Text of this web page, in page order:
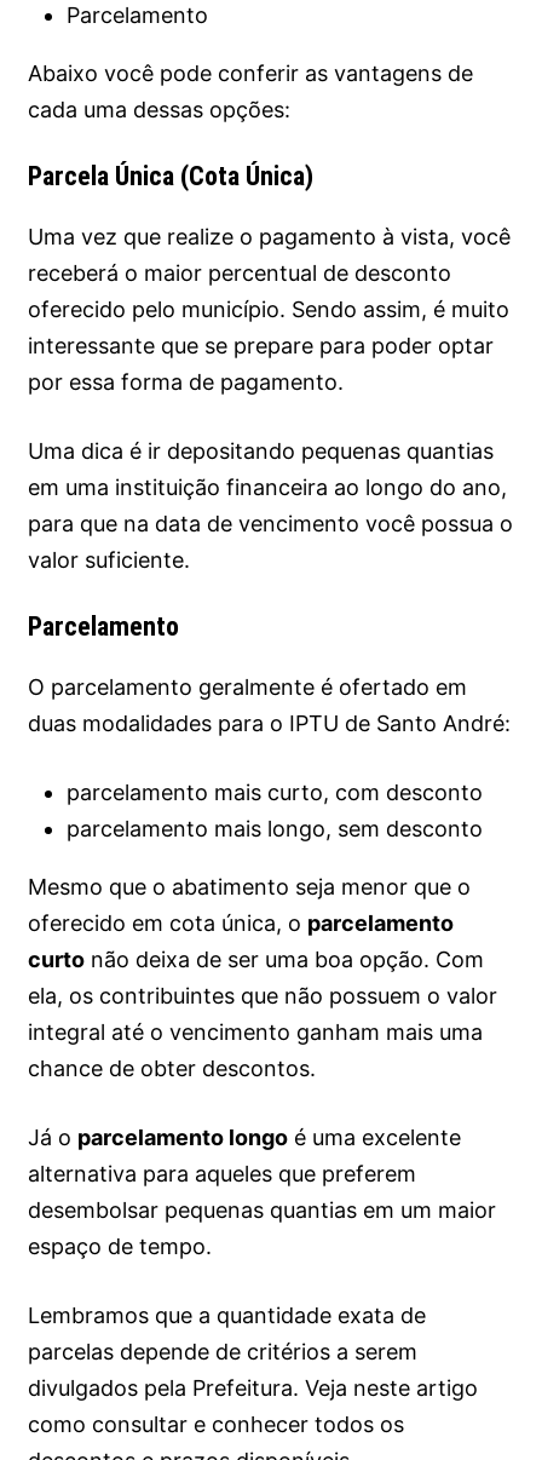
Parcelamento
Abaixo você pode conferir as vantagens de
cada uma dessas opções:
Parcela Única (Cota Única)
Uma vez que realize o pagamento à vista, você
receberá o maior percentual de desconto
oferecido pelo município. Sendo assim, é muito
interessante que se prepare para poder optar
por essa forma de pagamento.
Uma dica é ir depositando pequenas quantias
em uma instituição financeira ao longo do ano,
para que na data de vencimento você possua o
valor suficiente.
Parcelamento
O parcelamento geralmente é ofertado em
duas modalidades para o IPTU de Santo André:
parcelamento mais curto, com desconto
parcelamento mais longo, sem desconto
Mesmo que o abatimento seja menor que o
oferecido em cota única, o parcelamento
curto não deixa de ser uma boa opção. Com
ela, os contribuintes que não possuem o valor
integral até o vencimento ganham mais uma
chance de obter descontos.
Já o parcelamento longo é uma excelente
alternativa para aqueles que preferem
desembolsar pequenas quantias em um maior
espaço de tempo.
Lembramos que a quantidade exata de
parcelas depende de critérios a serem
divulgados pela Prefeitura. Veja neste artigo
como consultar e conhecer todos os